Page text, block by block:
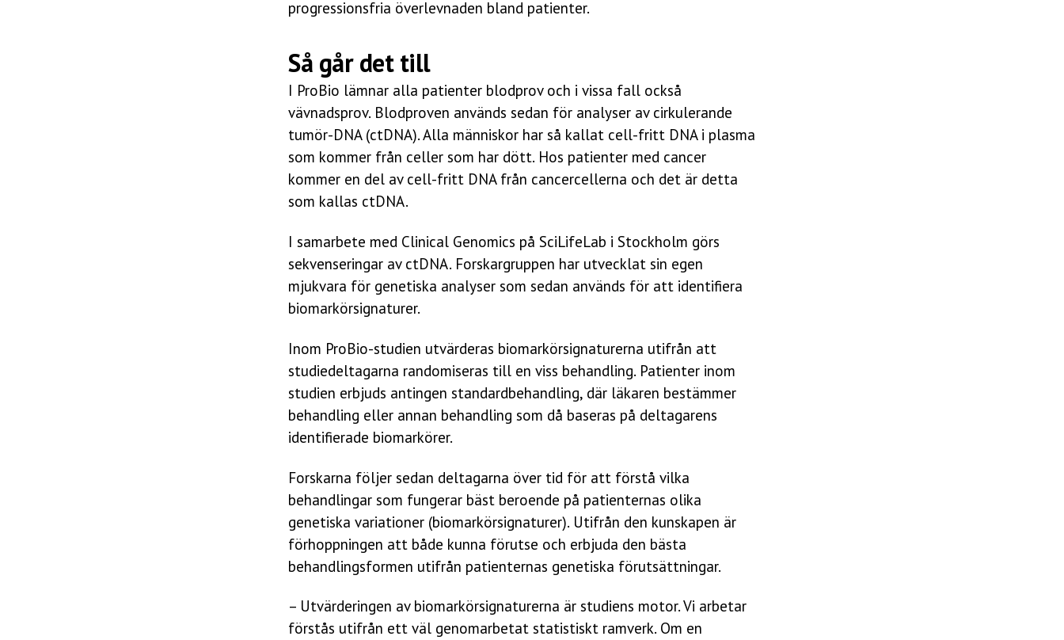
progressionsfria överlevnaden bland patienter.
Så går det till
I ProBio lämnar alla patienter blodprov och i vissa fall också
vävnadsprov. Blodproven används sedan för analyser av cirkulerande
tumör-DNA (ctDNA). Alla människor har så kallat cell-fritt DNA i plasma
som kommer från celler som har dött. Hos patienter med cancer
kommer en del av cell-fritt DNA från cancercellerna och det är detta
som kallas ctDNA.
I samarbete med Clinical Genomics på SciLifeLab i Stockholm görs
sekvenseringar av ctDNA. Forskargruppen har utvecklat sin egen
mjukvara för genetiska analyser som sedan används för att identifiera
biomarkörsignaturer.
Inom ProBio-studien utvärderas biomarkörsignaturerna utifrån att
studiedeltagarna randomiseras till en viss behandling. Patienter inom
studien erbjuds antingen standardbehandling, där läkaren bestämmer
behandling eller annan behandling som då baseras på deltagarens
identifierade biomarkörer.
Forskarna följer sedan deltagarna över tid för att förstå vilka
behandlingar som fungerar bäst beroende på patienternas olika
genetiska variationer (biomarkörsignaturer). Utifrån den kunskapen är
förhoppningen att både kunna förutse och erbjuda den bästa
behandlingsformen utifrån patienternas genetiska förutsättningar.
– Utvärderingen av biomarkörsignaturerna är studiens motor. Vi arbetar
förstås utifrån ett väl genomarbetat statistiskt ramverk. Om en